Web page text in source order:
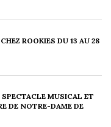
ROOKIES DU 13 AU 28
SPECTACLE MUSICAL ET
DE NOTRE-DAME DE